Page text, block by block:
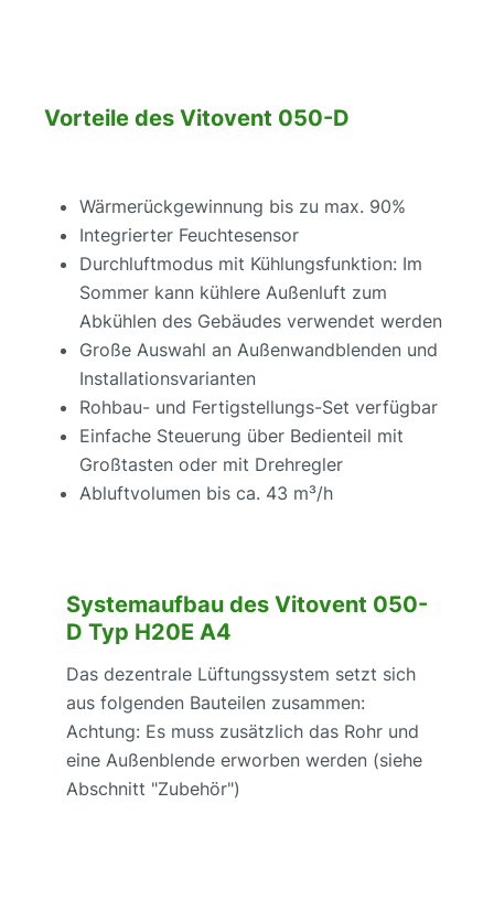
Vorteile des Vitovent 050-D
Wärmerückgewinnung bis zu max. 90%
Integrierter Feuchtesensor
Durchluftmodus mit Kühlungsfunktion: Im
Sommer kann kühlere Außenluft zum
Abkühlen des Gebäudes verwendet werden
Große Auswahl an Außenwandblenden und
Installationsvarianten
Rohbau- und Fertigstellungs-Set verfügbar
Einfache Steuerung über Bedienteil mit
Großtasten oder mit Drehregler
Abluftvolumen bis ca. 43 m³/h
Systemaufbau des Vitovent 050-
D Typ H20E A4
Das dezentrale Lüftungssystem setzt sich
aus folgenden Bauteilen zusammen:
Achtung: Es muss zusätzlich das Rohr und
eine Außenblende erworben werden (siehe
Abschnitt "Zubehör")